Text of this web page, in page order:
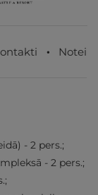
- 2 pers.;
- 2 pers.;